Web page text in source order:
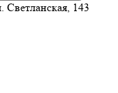
Светланская, 143